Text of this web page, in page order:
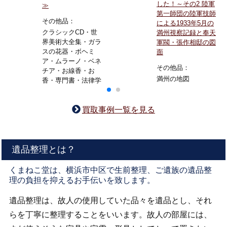
≫
その他品：
クラシックCD・世
界美術大全集・ガラ
スの花器・ボヘミ
ア・ムラーノ・ベネ
チア・お線香・お
香・専門書・法律学
した！～その2 陸軍
第一師団の陸軍技師
による1933年5月の
満州視察記録と奉天
軍閥・張作相邸の図
面
その他品：
満州の地図
買取事例一覧を見る
遺品整理とは？
くまねこ堂は、横浜市中区で生前整理、ご遺族の遺品整
理の負担を抑えるお手伝いを致します。
遺品整理は、故人の使用していた品々を遺品とし、それ
らを丁寧に整理することをいいます。故人の部屋には、